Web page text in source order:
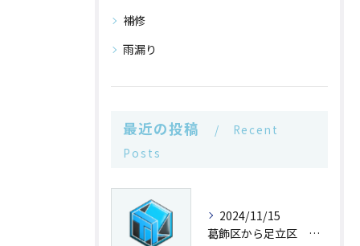
補修
雨漏り
最近の投稿
Recent
Posts
2024/11/15
葛飾区から足立区 ウレタン防水コーキング